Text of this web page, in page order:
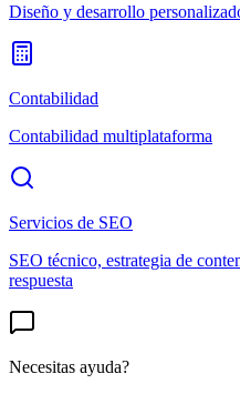
Diseño y desarrollo
Contabilidad
Contabilidad multiplataforma
Servicios de SEO
SEO técnico, estrategia de
respuesta
Necesitas ayuda?